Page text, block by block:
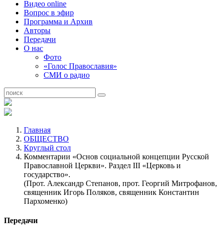
Видео online
Вопрос в эфир
Программа и Архив
Авторы
Передачи
О нас
Фото
«Голос Православия»
СМИ о радио
Главная
ОБЩЕСТВО
Круглый стол
Комментарии «Основ социальной концепции Русской
Православной Церкви». Раздел III «Церковь и
государство».
(Прот. Александр Степанов, прот. Георгий Митрофанов,
священник Игорь Поляков, священник Константин
Пархоменко)
Передачи